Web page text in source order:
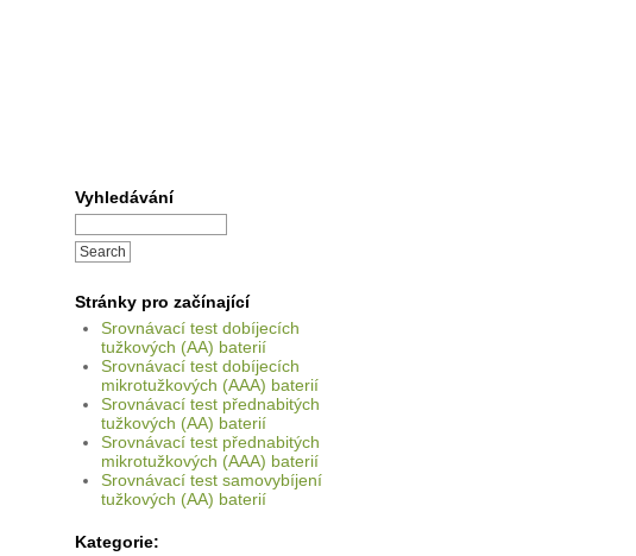
Vyhledávání
Stránky pro začínající
Srovnávací test dobíjecích
tužkových (AA) baterií
Srovnávací test dobíjecích
mikrotužkových (AAA) baterií
Srovnávací test přednabitých
tužkových (AA) baterií
Srovnávací test přednabitých
mikrotužkových (AAA) baterií
Srovnávací test samovybíjení
tužkových (AA) baterií
Kategorie: